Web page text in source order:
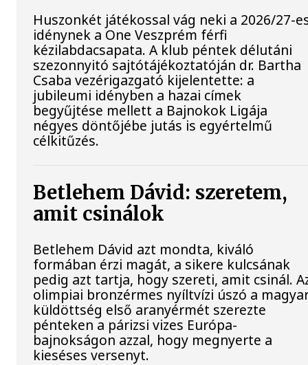
Huszonkét játékossal vág neki a 2026/27-
idénynek a One Veszprém férfi
kézilabdacsapata. A klub péntek délutáni
szezonnyitó sajtótájékoztatóján dr. Bartha
Csaba vezérigazgató kijelentette: a
jubileumi idényben a hazai címek
begyűjtése mellett a Bajnokok Ligája
négyes döntőjébe jutás is egyértelmű
célkitűzés.
Betlehem Dávid: szeretem,
amit csinálok
Betlehem Dávid azt mondta, kiváló
formában érzi magát, a sikere kulcsának
pedig azt tartja, hogy szereti, amit csinál.
olimpiai bronzérmes nyíltvízi úszó a
küldöttség első aranyérmét szerezte
pénteken a párizsi vizes Európa-
bajnokságon azzal, hogy megnyerte a
kieséses versenyt.